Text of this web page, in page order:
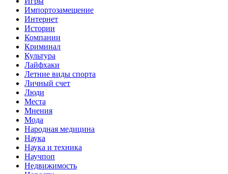
Импортозамещение
Интернет
Истории
Компании
Криминал
Культура
Лайфхаки
Летние виды спорта
Личный счет
Люди
Места
Мнения
Мода
Народная медицина
Наука
Наука и техника
Научпоп
Недвижимость